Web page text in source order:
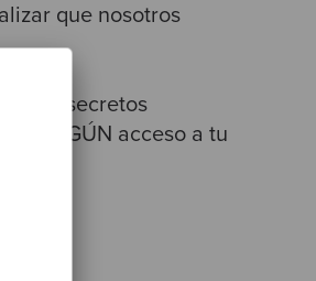
que nosotros
los secretos
NINGÚN acceso a tu